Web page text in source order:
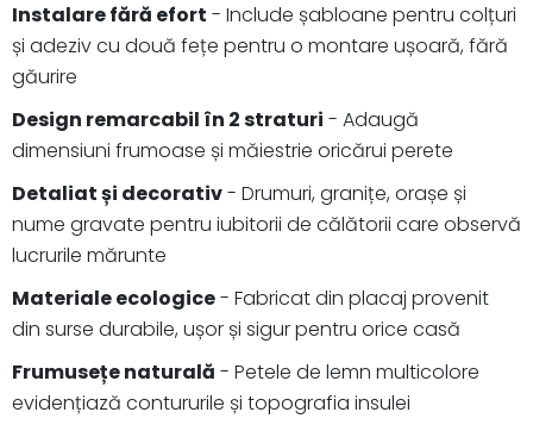
Instalare fără efort - Include șabloane pentru colțuri
și adeziv cu două fețe pentru o montare ușoară, fără
găurire
Design remarcabil în 2 straturi - Adaugă
dimensiuni frumoase și măiestrie oricărui perete
Detaliat și decorativ- Drumuri, granițe, orașe și
nume gravate pentru iubitorii de călătorii care observă
lucrurile mărunte
Materiale ecologice- Fabricat din placaj provenit
din surse durabile, ușor și sigur pentru orice casă
Frumusețe naturală - Petele de lemn multicolore
evidențiază contururile și topografia insulei